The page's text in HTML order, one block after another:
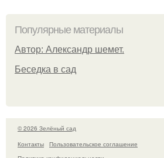
Популярные материалы
Автор: Александр шемет.
Беседка в сад
© 2026 Зелёный сад
Контакты
Пользовательское соглашение